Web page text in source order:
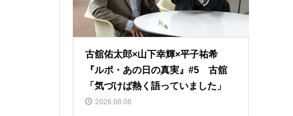
古舘佑太郎×山下幸輝×平子祐希
『ルポ・あの日の真実』#5 古舘
「気づけば熱く語っていました」
2026.08.08